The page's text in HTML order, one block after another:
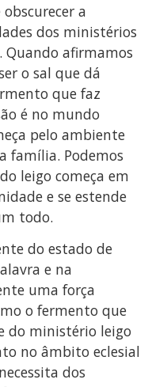
a
dos ministérios
Quando afirmamos
o sal que dá
que faz
é no mundo
pelo ambiente
família. Podemos
leigo começa em
e se estende
todo.
do estado de
e na
uma força
o fermento que
do ministério leigo
no âmbito eclesial
dos